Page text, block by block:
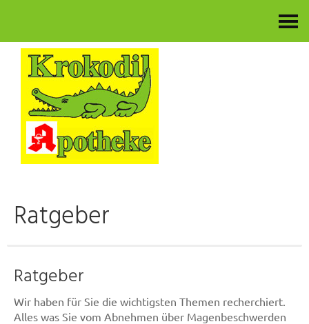
Ratgeber
Ratgeber
Wir haben für Sie die wichtigsten Themen recherchiert.
Alles was Sie vom Abnehmen über Magenbeschwerden